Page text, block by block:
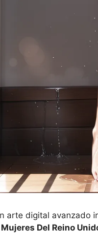
arte digital avanzado
Del Reino